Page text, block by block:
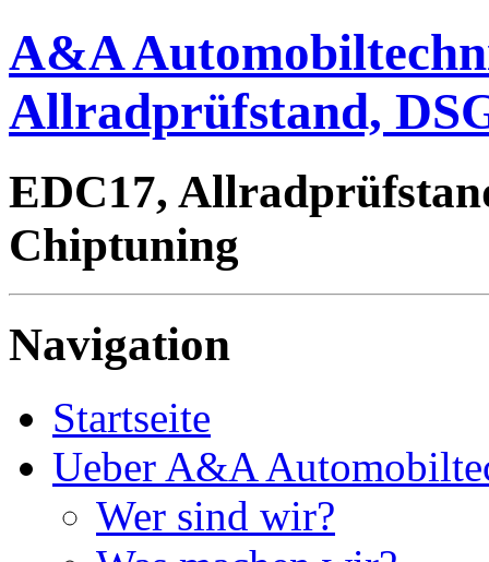
A&A
Allradprüfstand,
EDC17,
Chiptuning
Navigation
Startseite
Ueber A&A
Wer sind wir?